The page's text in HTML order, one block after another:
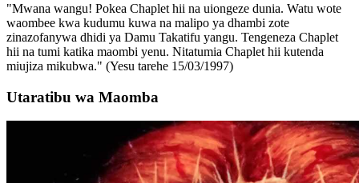
"Mwana wangu! Pokea Chaplet hii na uiongeze dunia. Watu wote
waombee kwa kudumu kuwa na malipo ya dhambi zote
zinazofanywa dhidi ya Damu Takatifu yangu. Tengeneza Chaplet
hii na tumi katika maombi yenu. Nitatumia Chaplet hii kutenda
miujiza mikubwa." (Yesu tarehe 15/03/1997)
Utaratibu wa Maomba